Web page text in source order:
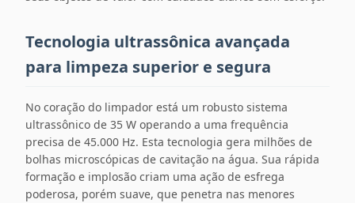
Tecnologia ultrassônica avançada
para limpeza superior e segura
No coração do limpador está um robusto sistema
ultrassônico de 35 W operando a uma frequência
precisa de 45.000 Hz. Esta tecnologia gera milhões de
bolhas microscópicas de cavitação na água. Sua rápida
formação e implosão criam uma ação de esfrega
poderosa, porém suave, que penetra nas menores